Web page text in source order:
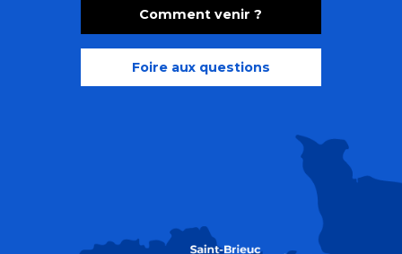
Comment venir ?
Foire aux questions